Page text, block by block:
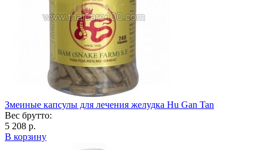
Змеиные капсулы для лечения желудка Hu Gan Tan
Вес брутто:
5 208 р.
В корзину